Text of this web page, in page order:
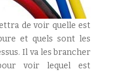
de voir quelle est
et quels sont les
Il va les brancher
voir lequel est